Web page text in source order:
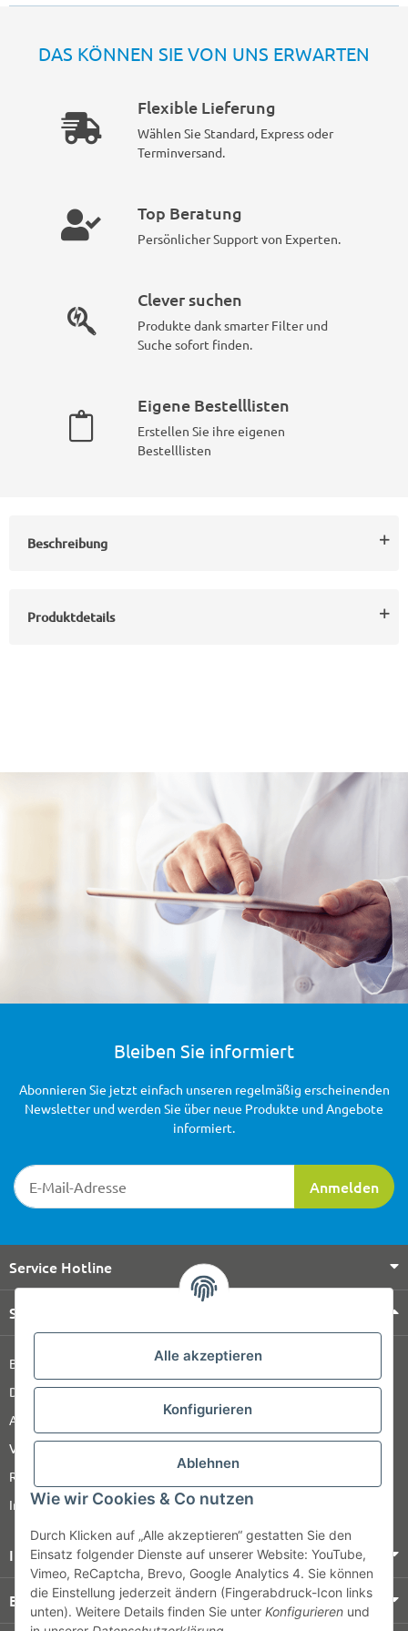
Alle akzeptieren
Konfigurieren
Ablehnen
Wie wir Cookies & Co nutzen
Durch Klicken auf „Alle akzeptieren“ gestatten Sie den
Einsatz folgender Dienste auf unserer Website: YouTube,
Vimeo, ReCaptcha, Brevo, Google Analytics 4. Sie können
die Einstellung jederzeit ändern (Fingerabdruck-Icon links
unten). Weitere Details finden Sie unter Konfigurieren und
DAS KÖNNEN SIE VON UNS ERWARTEN
Flexible Lieferung
Wählen Sie Standard, Express oder
Terminversand.
Top Beratung
Persönlicher Support von Experten.
Clever suchen
Produkte dank smarter Filter und
Suche sofort finden.
Eigene Bestelllisten
Erstellen Sie ihre eigenen
Bestelllisten
Beschreibung
Produktdetails
Bleiben Sie informiert
Newsletter-Registrierung
Anmelden
Abonnieren Sie jetzt einfach unseren regelmäßig erscheinenden
Newsletter und werden Sie über neue Produkte und Angebote
informiert.
Service Hotline
Shop Service
Barrierefreiheitserklärung
Datenschutz
AGB
Versandinformationen
Retour
Impressum
Informationen
Bezahlung & Versand